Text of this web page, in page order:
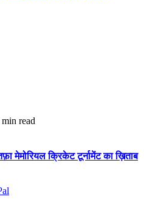
min read
मेमोरियल क्रिकेट टूर्नामेंट का ख़िताब